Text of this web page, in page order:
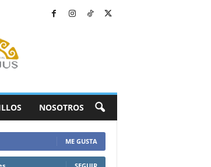
NOSOTROS
ME GUSTA